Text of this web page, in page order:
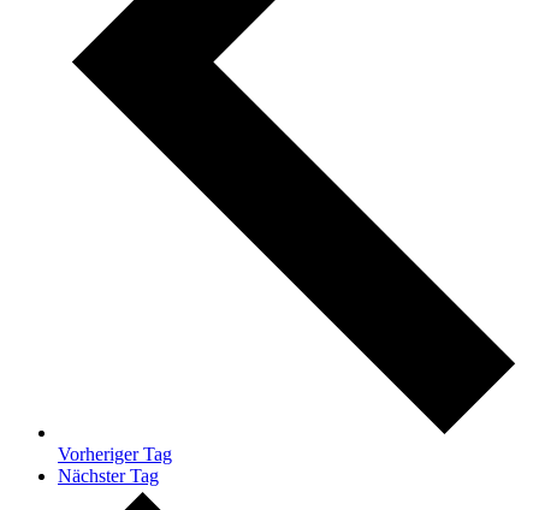
Vorheriger Tag
Nächster Tag